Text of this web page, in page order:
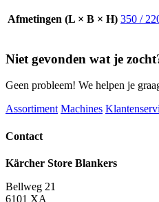
Afmetingen (L × B × H) 350 /
Niet gevonden wat je
Geen probleem! We helpen je
Assortiment Machines
Contact
Kärcher Store Blankers
Bellweg 21
6101 XA